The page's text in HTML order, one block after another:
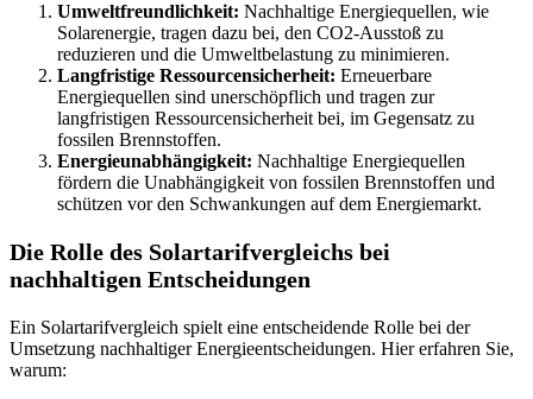
Umweltfreundlichkeit: Nachhaltige Energiequellen, wie
Solarenergie, tragen dazu bei, den CO2-Ausstoß zu
reduzieren und die Umweltbelastung zu minimieren.
Langfristige Ressourcensicherheit: Erneuerbare
Energiequellen sind unerschöpflich und tragen zur
langfristigen Ressourcensicherheit bei, im Gegensatz zu
fossilen Brennstoffen.
Energieunabhängigkeit: Nachhaltige Energiequellen
fördern die Unabhängigkeit von fossilen Brennstoffen und
schützen vor den Schwankungen auf dem Energiemarkt.
Die Rolle des Solartarifvergleichs bei
nachhaltigen Entscheidungen
Ein Solartarifvergleich spielt eine entscheidende Rolle bei der
Umsetzung nachhaltiger Energieentscheidungen. Hier erfahren Sie,
warum: